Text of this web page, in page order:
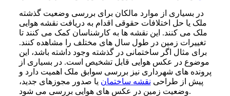
در بسیاری از موارد مالکان برای بررسی وضعیت گذشته
ملک یا حل اختلافات حقوقی اقدام به دریافت نقشه هوایی
ملک می‌ کنند. این نقشه‌ ها به کارشناسان کمک می‌ کنند تا
تغییرات زمین در طول سال‌ های مختلف را مشاهده کنند.
برای مثال اگر ساختمانی در گذشته وجود داشته باشد، این
موضوع در عکس هوایی قابل تشخیص است. در بسیاری از
پرونده‌ های شهرداری نیز بررسی سوابق ملک اهمیت دارد و
پیش از طراحی نقشه ساختمان یا صدور مجوزهای جدید،
وضعیت زمین در عکس‌ های هوایی بررسی می‌ شود.